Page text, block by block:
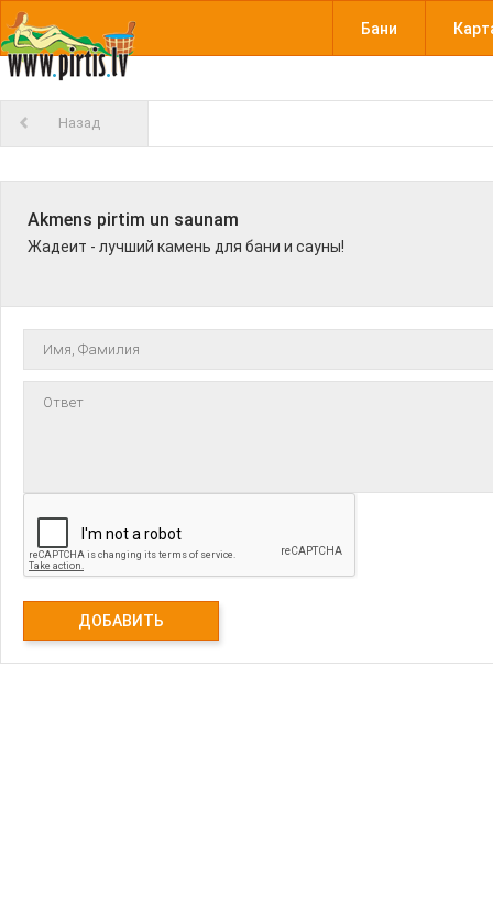
Бани
Назад
Akmens pirtim un saunam
Жадеит - лучший камень для бани и сауны!